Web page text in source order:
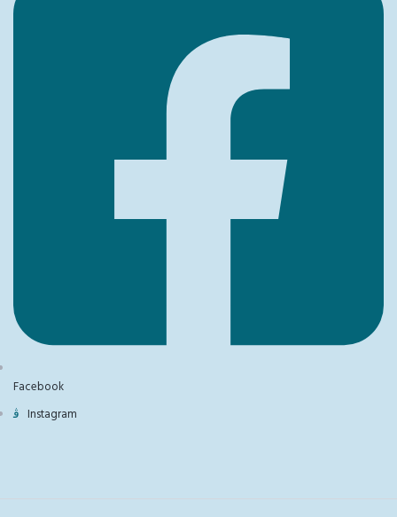
Facebook
Instagram